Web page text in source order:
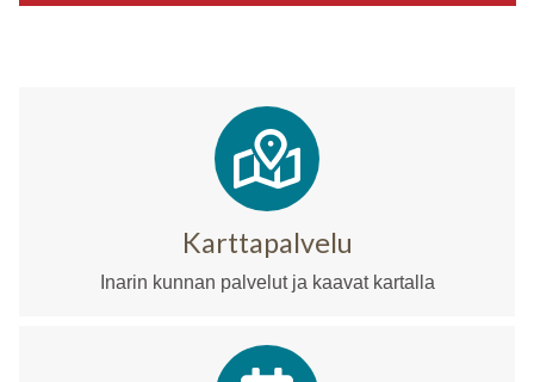
Karttapalvelu
Inarin kunnan palvelut ja kaavat kartalla